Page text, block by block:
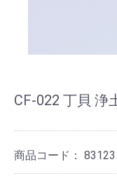
CF-022 丁貝 浄
商品コード： 83123